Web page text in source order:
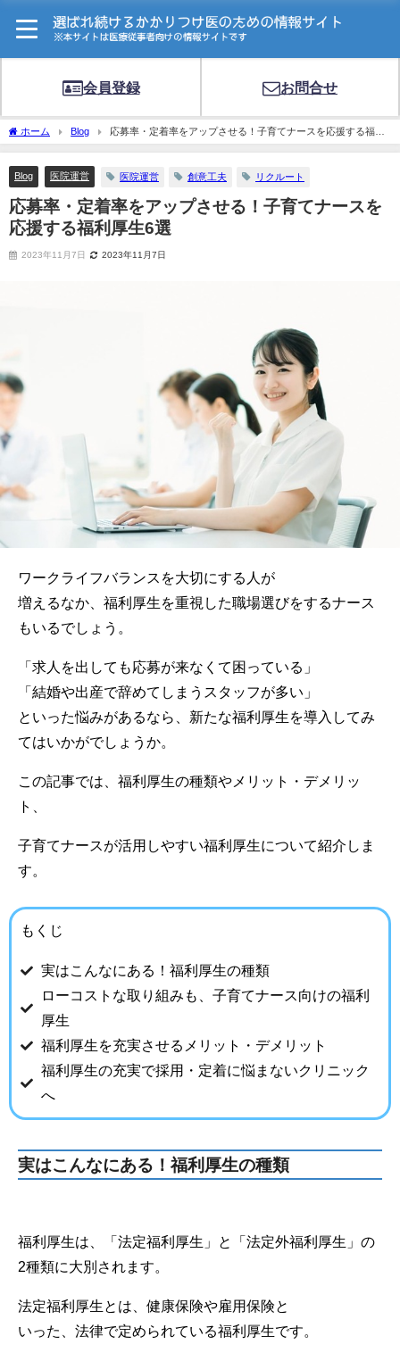
会員登録 お問合せ
ホーム Blog
応募率・定着率をアップさせる！子育てナースを応援する福利
厚生6選
Blog 医院運営 医院運営 創意工夫 リクルート
応募率・定着率をアップさせる！子育てナースを
応援する福利厚生6選
2023年11月7日 2023年11月7日
ワークライフバランスを大切にする人が
増えるなか、福利厚生を重視した職場選びをするナース
もいるでしょう。
「求人を出しても応募が来なくて困っている」
「結婚や出産で辞めてしまうスタッフが多い」
といった悩みがあるなら、新たな福利厚生を導入してみ
てはいかがでしょうか。
この記事では、福利厚生の種類やメリット・ デメリッ
ト、
子育てナースが活用しやすい福利厚生について紹介しま
す。
もくじ
実はこんなにある！福利厚生の種類
ローコストな取り組みも、子育てナース向けの福利
厚生
福利厚生を充実させるメリット・デメリット
福利厚生の充実で採用・定着に悩まないクリニック
へ
実はこんなにある！福利厚生の種類
福利厚生は、「法定福利厚生」と「法定外福利厚生」の
2種類に大別されます。
法定福利厚生とは、健康保険や雇用保険と
いった、法律で定められている福利厚生です。